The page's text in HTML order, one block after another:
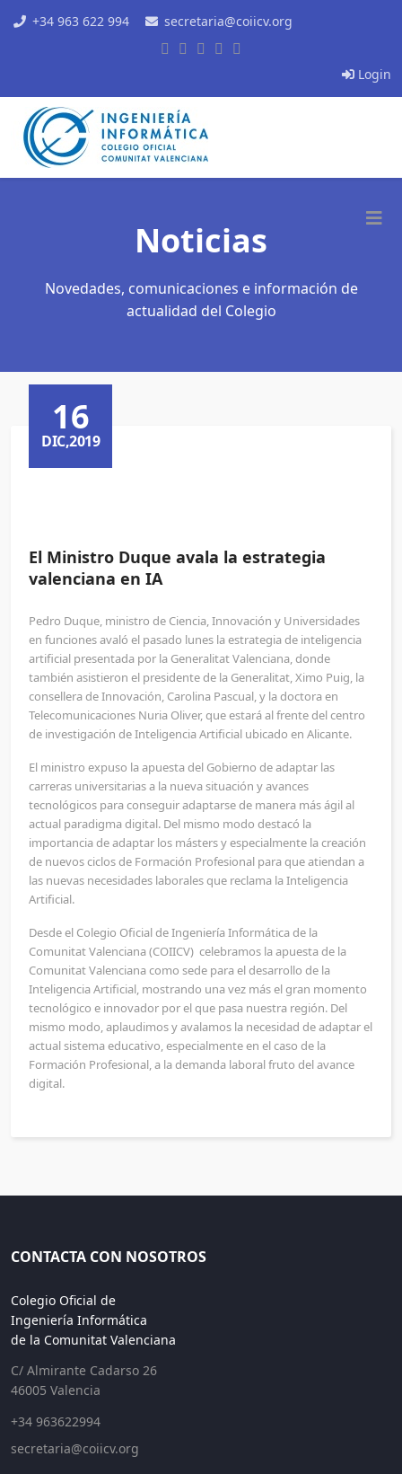
+34 963 622 994 secretaria@coiicv.org
Login
Noticias
Novedades, comunicaciones e información de
actualidad del Colegio
16
DIC,2019
El Ministro Duque avala la estrategia
valenciana en IA
Pedro Duque, ministro de Ciencia, Innovación y Universidades
en funciones avaló el pasado lunes la estrategia de inteligencia
artificial presentada por la Generalitat Valenciana, donde
también asistieron el presidente de la Generalitat, Ximo Puig, la
consellera de Innovación, Carolina Pascual, y la doctora en
Telecomunicaciones Nuria Oliver, que estará al frente del centro
de investigación de Inteligencia Artificial ubicado en Alicante.
El ministro expuso la apuesta del Gobierno de adaptar las
carreras universitarias a la nueva situación y avances
tecnológicos para conseguir adaptarse de manera más ágil al
actual paradigma digital. Del mismo modo destacó la
importancia de adaptar los másters y especialmente la creación
de nuevos ciclos de Formación Profesional para que atiendan a
las nuevas necesidades laborales que reclama la Inteligencia
Artificial.
Desde el Colegio Oficial de Ingeniería Informática de la
Comunitat Valenciana (COIICV) celebramos la apuesta de la
Comunitat Valenciana como sede para el desarrollo de la
Inteligencia Artificial, mostrando una vez más el gran momento
tecnológico e innovador por el que pasa nuestra región. Del
mismo modo, aplaudimos y avalamos la necesidad de adaptar el
actual sistema educativo, especialmente en el caso de la
Formación Profesional, a la demanda laboral fruto del avance
digital.
CONTACTA CON NOSOTROS
Colegio Oficial de
Ingeniería Informática
de la Comunitat Valenciana
C/ Almirante Cadarso 26
46005 Valencia
+34 963622994
secretaria@coiicv.org